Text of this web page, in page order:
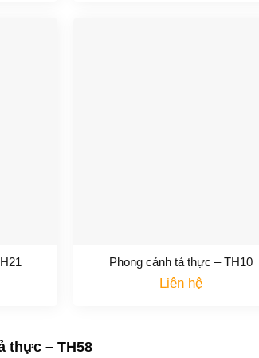
Phong cảnh tả thực – TH10
Liên hệ
thực – TH58